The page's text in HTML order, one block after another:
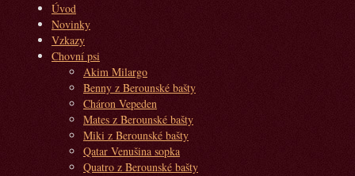
Úvod
Novinky
Vzkazy
Chovní psi
Akim Milargo
Benny z Berounské bašty
Cháron Vepeden
Mates z Berounské bašty
Miki z Berounské bašty
Qatar Venušina sopka
Quatro z Berounské bašty